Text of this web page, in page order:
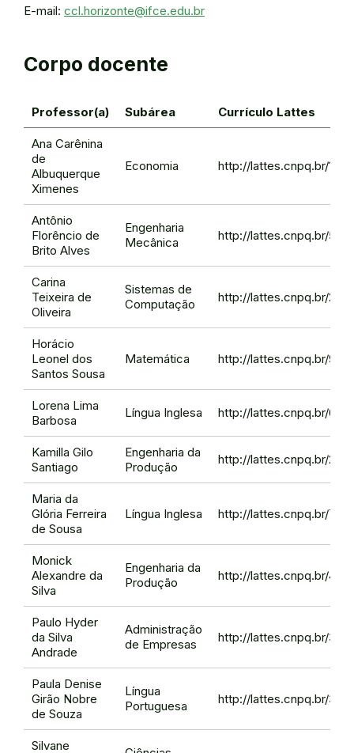
E-mail: ccl.horizonte@ifce.edu.br
Corpo docente
Professor(a) Subárea Currículo Lattes
Ana Carênina
de
Albuquerque
Ximenes
Economia http://lattes.cnpq.br/
Antônio
Florêncio de
Brito Alves
Engenharia
Mecânica
http://lattes.cnpq.br/
Carina
Teixeira de
Oliveira
Sistemas de
Computação
http://lattes.cnpq.br/
Horácio
Leonel dos
Santos Sousa
Matemática http://lattes.cnpq.br/
Lorena Lima
Barbosa
Língua Inglesa http://lattes.cnpq.br/
Kamilla Gilo
Santiago
Engenharia da
Produção
http://lattes.cnpq.br/
Maria da
Glória Ferreira
de Sousa
Língua Inglesa http://lattes.cnpq.br/
Monick
Alexandre da
Silva
Engenharia da
Produção
http://lattes.cnpq.br/
Paulo Hyder
da Silva
Andrade
Administração
de Empresas
http://lattes.cnpq.br/
Paula Denise
Girão Nobre
de Souza
Língua
Portuguesa
http://lattes.cnpq.br/
Silvane